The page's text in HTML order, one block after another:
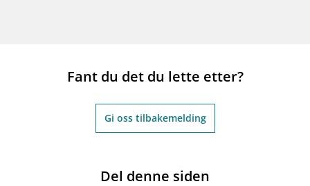
Fant du det du lette etter?
Gi oss tilbakemelding
Del denne siden